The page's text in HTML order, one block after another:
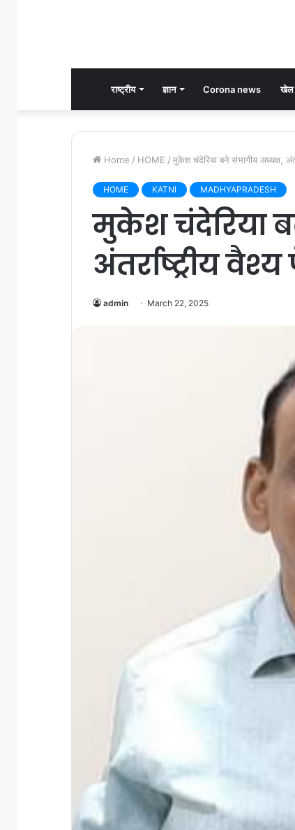
राष्ट्रीय ज्ञान Corona news खेल
Home / HOME / मुकेश चंदेरिया बने संभागीय अध्यक्ष,
HOME KATNI MADHYAPRADESH
मुकेश चंदेरिया
अंतर्राष्ट्रीय
admin March 22, 2025